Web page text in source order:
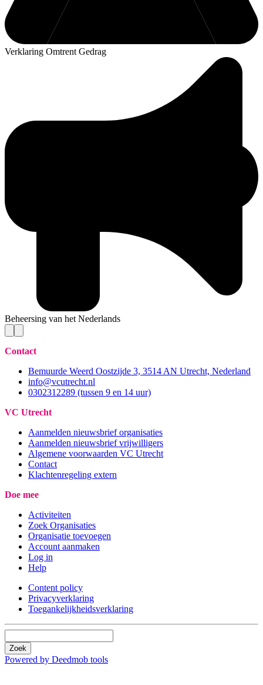
Verklaring Omtrent Gedrag
Beheersing van het Nederlands
Contact
Bemuurde Weerd Oostzijde 3, 3514 AN Utrecht, Nederland
info@vcutrecht.nl
0302312289 (tussen 9 en 14 uur)
VC Utrecht
Aanmelden nieuwsbrief organisaties
Aanmelden nieuwsbrief vrijwilligers
Algemene voorwaarden VC Utrecht
Contact
Klachtenregeling extern
Doe mee
Activiteiten
Zoek Organisaties
Organisatie toevoegen
Account aanmaken
Log in
Help
Content policy
Privacyverklaring
Toegankelijkheidsverklaring
Zoek
Powered by Deedmob tools